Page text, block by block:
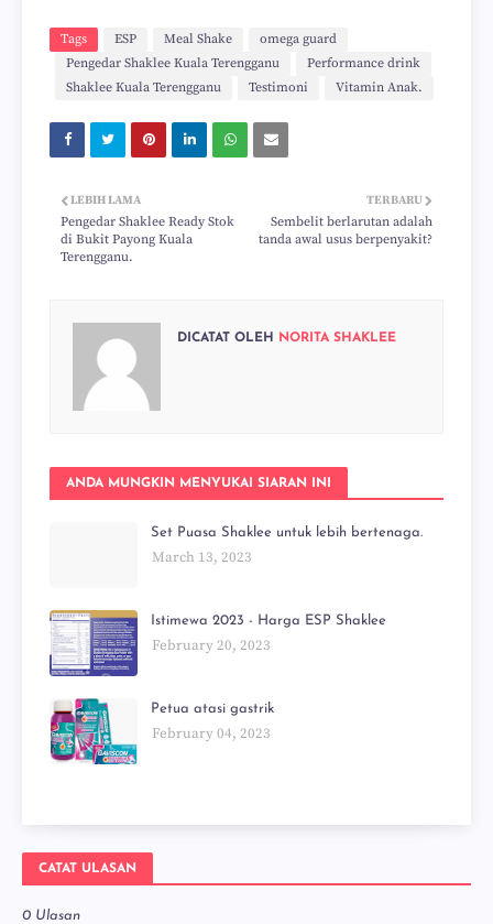
Tags ESP Meal Shake
omega guard
Pengedar Shaklee Kuala Terengganu
Performance drink
Shaklee Kuala Terengganu
Testimoni Vitamin Anak.
TERBARU
Sembelit berlarutan adalah
tanda awal usus berpenyakit?
LEBIH LAMA
Pengedar Shaklee Ready Stok
di Bukit Payong Kuala
Terengganu.
DICATAT OLEH NORITA SHAKLEE
ANDA MUNGKIN MENYUKAI SIARAN INI
Set Puasa Shaklee untuk lebih bertenaga.
March 13, 2023
Istimewa 2023 - Harga ESP Shaklee
February 20, 2023
Petua atasi gastrik
February 04, 2023
CATAT ULASAN
0 Ulasan